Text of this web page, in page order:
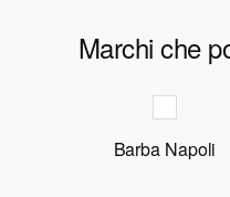
Marchi che
Barba Napoli